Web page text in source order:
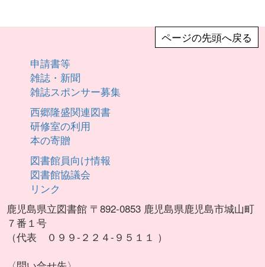
ませんでした。 &nbsp;
ページの先頭へ戻る
申請書等
雑誌・新聞
雑誌スポンサー募集
西郷隆盛関連図書
研修室の利用
本の寄贈
図書館員向け情報
図書館協議会
リンク
鹿児島県立図書館 〒892-0853 鹿児島県鹿児島市城山町
７番１号
（代表 ０９９-２２４-９５１１ ）